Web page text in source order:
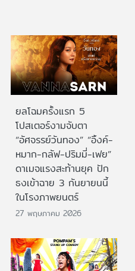
ยลโฉมครั้งแรก 5
โปสเตอร์งามจับตา
“อัศจรรย์วันทอง” “อิ้งค์-
หมาก-กลัฟ-ปริมมี่-เฟย”
ดาเมจแรงสะท้านยุค ปัก
ธงเข้าฉาย 3 กันยายนนี้
ในโรงภาพยนตร์
27 พฤษภาคม 2026